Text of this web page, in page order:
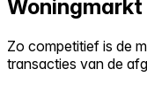
Woningmarkt
Zo competitief is de
transacties van de